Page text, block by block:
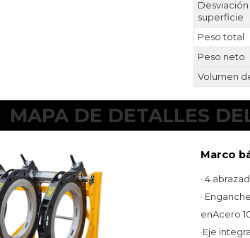
superficie
Peso total
Peso neto
Volumen
MAPA DE DETALLES
Marco
· 4
·
enAcero
·Eje